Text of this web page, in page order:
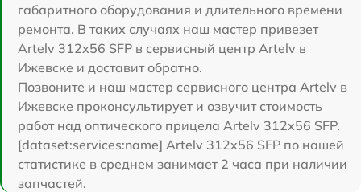
габаритного оборудования и длительного времени
ремонта. В таких случаях наш мастер привезет
Artelv 312x56 SFP в сервисный центр Artelv в
Ижевске и доставит обратно.
Позвоните и наш мастер сервисного центра Artelv в
Ижевске проконсультирует и озвучит стоимость
работ над оптического прицела Artelv 312x56 SFP.
[dataset:services:name] Artelv 312x56 SFP по нашей
статистике в среднем занимает 2 часа при наличии
запчастей.